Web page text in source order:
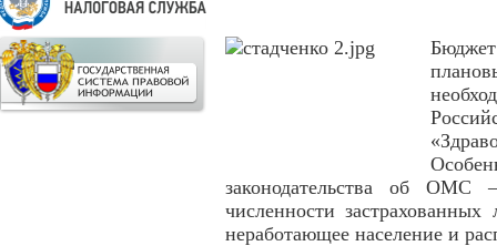
законодательства об ОМС
численности
неработающее население и